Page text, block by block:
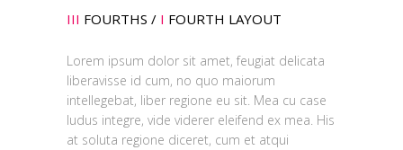
III FOURTHS / I FOURTH LAYOUT
Lorem ipsum dolor sit amet, feugiat delicata
liberavisse id cum, no quo maiorum
intellegebat, liber regione eu sit. Mea cu case
ludus integre, vide viderer eleifend ex mea. His
at soluta regione diceret, cum et atqui